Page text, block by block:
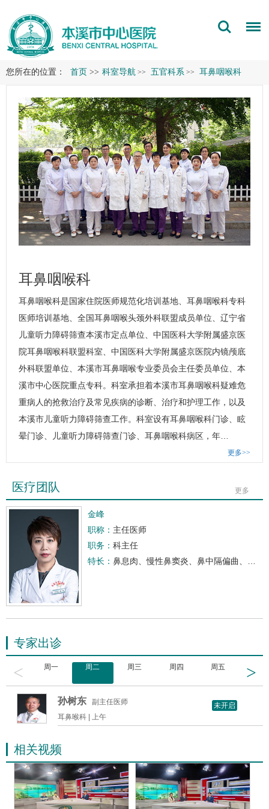
您所在的位置： 首页 >> 科室导航 >> 五官科系 >> 耳鼻咽喉科
耳鼻咽喉科
耳鼻咽喉科是国家住院医师规范化培训基地、 耳鼻咽喉科专科
医师培训基地、全国耳鼻咽喉头颈外科联盟成员单位、辽宁省
儿童听力障碍筛查本溪市定点单位、中国医科大学附属盛京医
院耳鼻咽喉科联盟科室、中国医科大学附属盛京医院内镜颅底
外科联盟单位、本溪市耳鼻咽喉专业委员会主任委员单位、本
溪市中心医院重点专科。科室承担着本溪市耳鼻咽喉科疑难危
重病人的抢救治疗及常见疾病的诊断、治疗和护理工作，以及
本溪市儿童听力障碍筛查工作。科室设有耳鼻咽喉科门诊、 眩
晕门诊、儿童听力障碍筛查门诊、 耳鼻咽喉科病区，年…
更多>>
更多
医疗团队
金峰
职称： 主任医师
职务： 科主任
特长： 鼻息肉、慢性鼻窦炎、鼻中隔偏曲、鼻部肿瘤的常规和微创手术治疗，咽喉部良恶性肿瘤切除术及颈部淋巴结清扫术，喉镜下咽喉良性肿瘤切除术，眩晕、耳鸣、耳聋的诊断治疗。
专家出诊
< 周一 周二 周三 周四 周五 >
孙树东
副主任医师
耳鼻喉科 | 上午
未开启
相关视频